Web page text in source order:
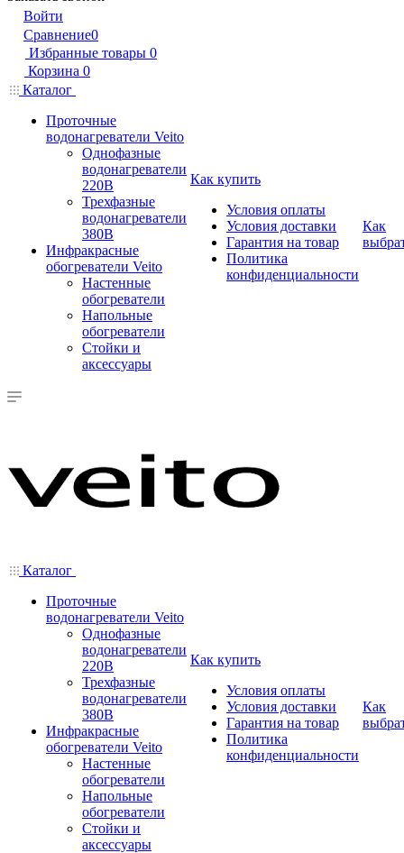
Войти
Сравнение0
Избранные товары 0
Корзина 0
Каталог
Проточные
водонагреватели Veito
Однофазные
водонагреватели
220В
Трехфазные
водонагреватели
380В
Инфракрасные
обогреватели Veito
Настенные
обогреватели
Напольные
обогреватели
Стойки и
аксессуары
Как купить
Условия оплаты
Условия доставки
Гарантия на товар
Политика
конфиденциальности
Как
Каталог
Проточные
водонагреватели Veito
Однофазные
водонагреватели
220В
Трехфазные
водонагреватели
380В
Инфракрасные
обогреватели Veito
Настенные
обогреватели
Напольные
обогреватели
Стойки и
аксессуары
Как купить
Условия оплаты
Условия доставки
Гарантия на товар
Политика
конфиденциальности
Как